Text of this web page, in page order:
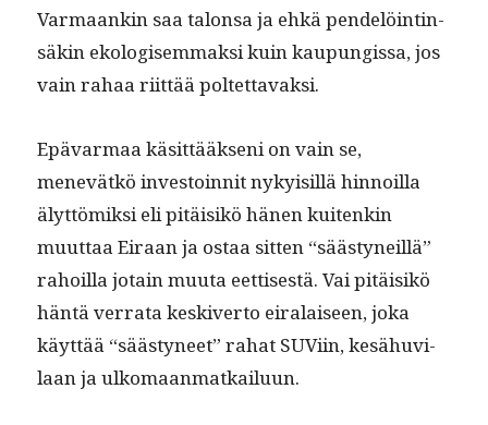
Var­maankin saa talon­sa ja ehkä pen­delöintin­
säkin ekol­o­gisem­mak­si kuin kaupungis­sa, jos
vain rahaa riit­tää poltettavaksi.
Epä­var­maa käsit­tääk­seni on vain se,
menevätkö investoin­nit nyky­isil­lä hin­noil­la
älyt­tömik­si eli pitäisikö hänen kuitenkin
muut­taa Eiraan ja ostaa sit­ten “säästyneil­lä”
rahoil­la jotain muu­ta eet­tis­es­tä. Vai pitäisikö
hän­tä ver­ra­ta keskiver­to eiralaiseen, joka
käyt­tää “säästyneet” rahat SUVi­in, kesähuvi­
laan ja ulkomaanmatkailuun.